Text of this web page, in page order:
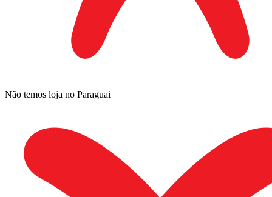
Não temos loja no Paraguai